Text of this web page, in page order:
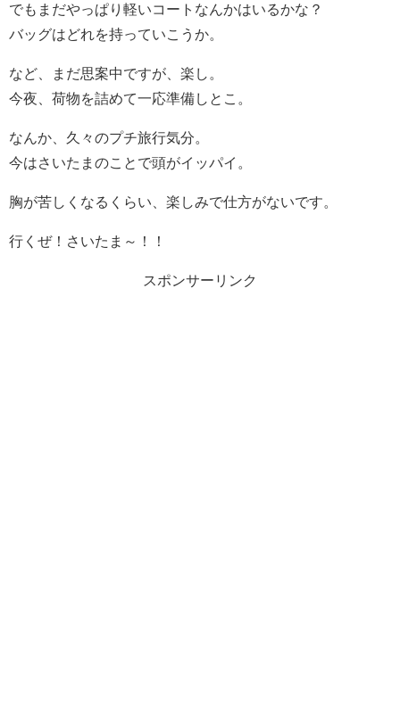
でもまだやっぱり軽いコートなんかはいるかな？
バッグはどれを持っていこうか。
など、まだ思案中ですが、楽し。
今夜、荷物を詰めて一応準備しとこ。
なんか、久々のプチ旅行気分。
今はさいたまのことで頭がイッパイ。
胸が苦しくなるくらい、楽しみで仕方がないです。
行くぜ！さいたま～！！
スポンサーリンク